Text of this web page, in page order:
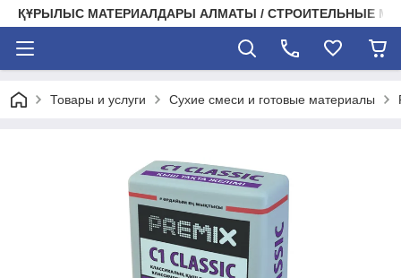
ҚҰРЫЛЫС МАТЕРИАЛДАРЫ АЛМАТЫ / СТРОИТЕЛЬНЫЕ
Товары и услуги Сухие смеси и готовые материалы